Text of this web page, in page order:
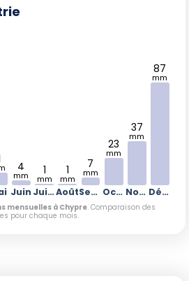
de nature ou d'activités
intersaisons.
Juin
4
mm
Juillet
1
mm
Août
1
mm
Septembre
7
mm
Octobre
23
mm
Novembre
37
mm
Décembre
87
mm
mensuelles à Chypre. Comparaison des
pour chaque mois.